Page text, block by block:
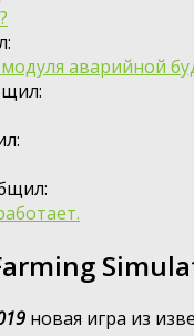
аварийной
новая игра из